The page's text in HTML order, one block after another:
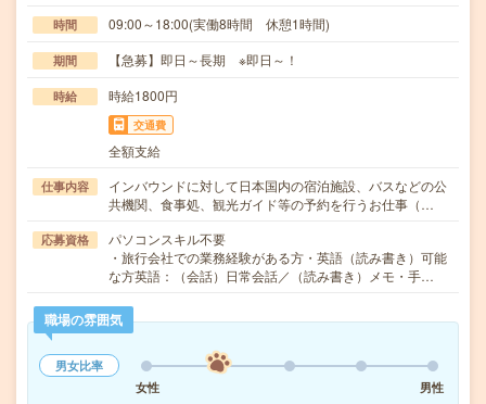
時間 09:00～18:00(実働8時間 休憩1時間)
期間 【急募】即日～長期 ※即日～！
時給 時給1800円
交通費
全額支給
仕事内容
インバウンドに対して日本国内の宿泊施設、バスなどの公
共機関、食事処、観光ガイド等の予約を行うお仕事（…
応募資格
パソコンスキル不要
・旅行会社での業務経験がある方・英語（読み書き）可能
な方英語：（会話）日常会話／（読み書き）メモ・手…
職場の雰囲気
男女比率
女性
男性